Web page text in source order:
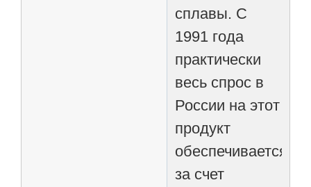
сплавы. С
1991 года
практически
весь спрос в
России на этот
продукт
обеспечивается
за счет